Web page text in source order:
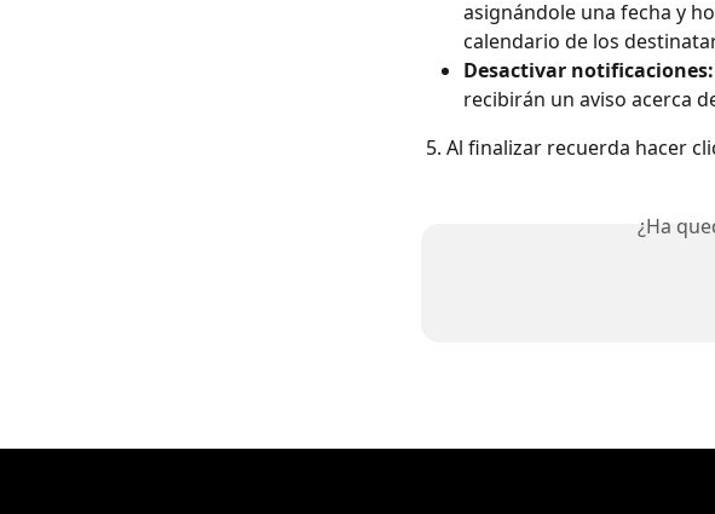
asignándole una fecha y
calendario de los
Desactivar notificaciones:
recibirán un aviso acerca
5. Al finalizar recuerda hacer
¿Ha